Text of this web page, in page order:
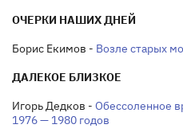
ОЧЕРКИ НАШИХ ДНЕЙ
Борис Екимов - Возле старых
ДАЛЕКОЕ БЛИЗКОЕ
Игорь Дедков - Обессоленное
1976 — 1980 годов